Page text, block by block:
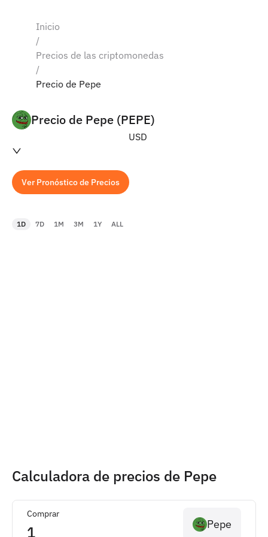
Inicio
/
Precios de las criptomonedas
/
Precio de Pepe
Precio de Pepe (PEPE)
USD
Ver Pronóstico de Precios
1D 7D 1M 3M 1Y ALL
Calculadora de precios de Pepe
Comprar
Pepe